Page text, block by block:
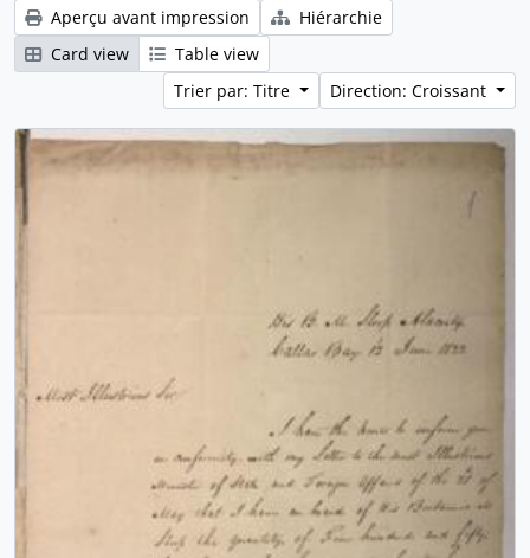
Aperçu avant impression
Hiérarchie
Card view
Table view
Trier par: Titre
Direction: Croissant